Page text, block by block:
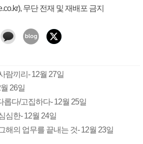
무단 전재 및 재배포 금지
람끼리- 12월 27일
26일
롭다/고집하다- 12월 25일
심한- 12월 24일
해의 업무를 끝내는 것- 12월 23일